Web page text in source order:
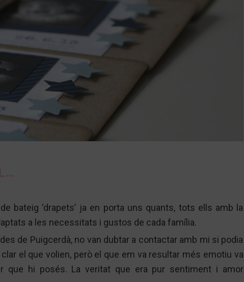
bateig ‘drapets’ ja en porta uns quants, tots ells amb la
a les necessitats i gustos de cada família.
de Puigcerdà, no van dubtar a contactar amb mi si podia
el que volien, però el que em va resultar més emotiu va
que hi posés. La veritat que era pur sentiment i amor